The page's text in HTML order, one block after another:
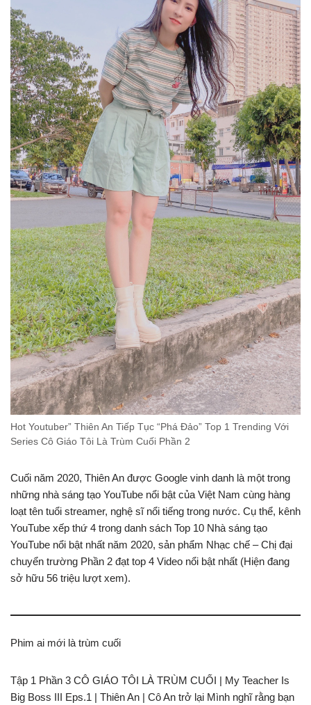
Hot Youtuber” Thiên An Tiếp Tục “Phá Đảo” Top 1 Trending Với
Series Cô Giáo Tôi Là Trùm Cuối Phần 2
Cuối năm 2020, Thiên An được Google vinh danh là một trong
những nhà sáng tạo YouTube nổi bật của Việt Nam cùng hàng
loạt tên tuổi streamer, nghệ sĩ nổi tiếng trong nước. Cụ thể, kênh
YouTube xếp thứ 4 trong danh sách Top 10 Nhà sáng tạo
YouTube nổi bật nhất năm 2020, sản phẩm Nhạc chế – Chị đại
chuyển trường Phần 2 đạt top 4 Video nổi bật nhất (Hiện đang
sở hữu 56 triệu lượt xem).
Phim ai mới là trùm cuối
Tập 1 Phần 3 CÔ GIÁO TÔI LÀ TRÙM CUỐI | My Teacher Is
Big Boss III Eps.1 | Thiên An | Cô An trở lại Mình nghĩ rằng bạn